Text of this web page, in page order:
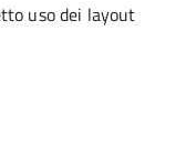
uso dei layout